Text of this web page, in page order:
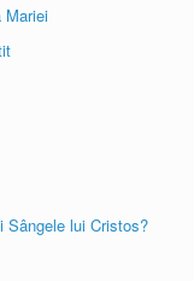
Mariei
Sângele lui Cristos?